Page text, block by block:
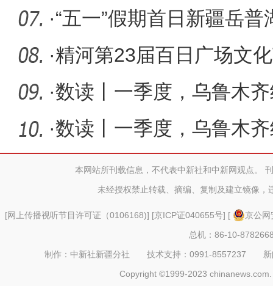
·“五一”假期首日新疆岳
游客
·精河第23届百日广场文
群星惠民
·数读丨一季度，乌鲁木
项目引进
·数读丨一季度，乌鲁木
资增长翻
本网站所刊载信息，不代表中新社和中新网观点。
未经授权禁止转载、摘编、复制及建立镜像，
[网上传播视听节目许可证（0106168)] [京ICP证040655号] [
京公
总机：86-10-
制作：中新社新疆分社 技术支持：0991-8557237
Copyright ©1999-2023